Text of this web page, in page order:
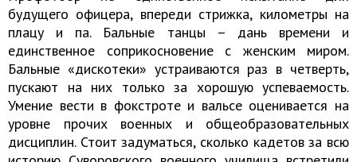
будущего офицера, впереди стрижка, километры на
плацу и па. Бальные танцы – дань времени и
единственное соприкосновение с женским миром.
Бальные «дискотеки» устраиваются раз в четверть,
пускают на них только за хорошую успеваемость.
Умение вести в фокстроте и вальсе оценивается на
уровне прочих военных и общеобразовательных
дисциплин. Стоит задуматься, сколько кадетов за всю